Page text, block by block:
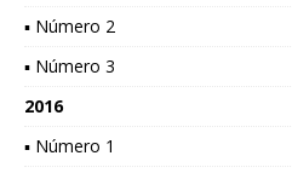
▪ Número 2
▪ Número 3
2016
▪ Número 1